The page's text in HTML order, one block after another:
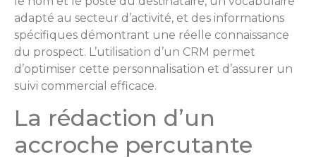
adapté au secteur d’activité, et des informations
spécifiques démontrant une réelle connaissance
du prospect. L’utilisation d’un CRM permet
d’optimiser cette personnalisation et d’assurer un
suivi commercial efficace.
La rédaction d’un
accroche percutante